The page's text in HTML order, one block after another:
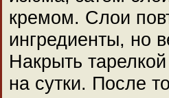
кремом. Слои
ингредиенты, но
Накрыть
на сутки. После